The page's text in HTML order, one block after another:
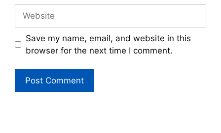
Save my name, email, and website in this
browser for the next time I comment.